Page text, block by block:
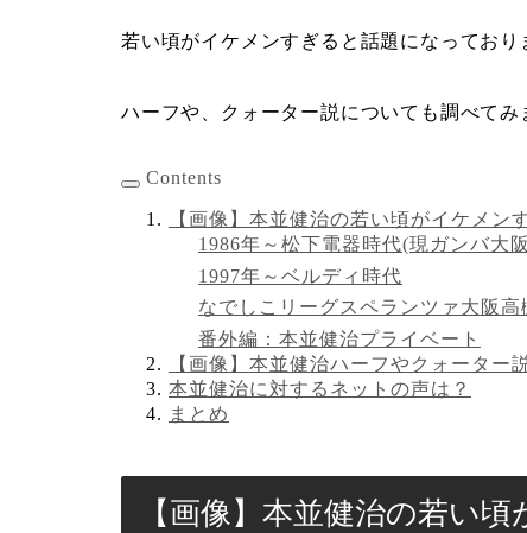
若い頃がイケメンすぎると話題になっており
ハーフや、クォーター説についても調べてみ
Contents
【画像】本並健治の若い頃がイケメン
1986年～松下電器時代(現ガンバ大
1997年～ベルディ時代
なでしこリーグスペランツァ大阪高
番外編：本並健治プライベート
【画像】本並健治ハーフやクォーター
本並健治に対するネットの声は？
まとめ
【画像】本並健治の若い